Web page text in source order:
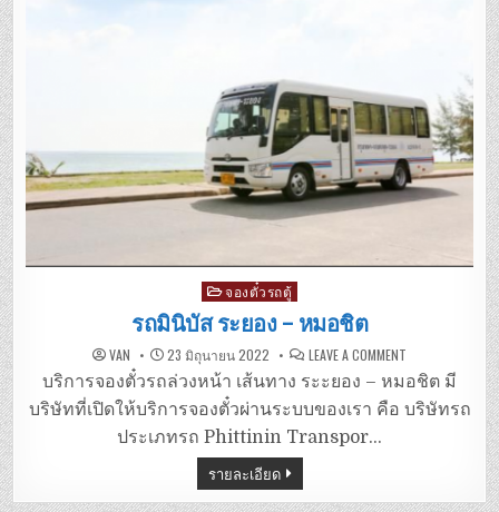
Posted
in
จองตั๋วรถตู้
รถมินิบัส ระยอง – หมอชิต
VAN 23 มิถุนายน 2022 LEAVE A COMMENT
มิ
นิ
บัส
ระยอง
บริการจองตั๋วรถล่วงหน้า เส้นทาง ระะยอง – หมอชิต มี
บริษัทที่เปิดให้บริการจองตั๋วผ่านระบบของเรา คือ บริษัทรถ
ประเภทรถ Phittinin Transpor…
รายละเอียด